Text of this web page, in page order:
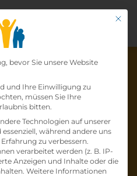
schon
Mit
Datenschutz-
bevor Sie unsere Website
und Ihre Einwilligung zu
müssen Sie Ihre
bitten.
Technologien auf unserer
während andere uns
zu verbessern.
verarbeitet werden (z. B. IP-
Anzeigen und Inhalte oder die
Weitere Informationen